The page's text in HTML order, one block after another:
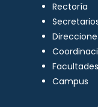
Rectoría
Facultades
Campus